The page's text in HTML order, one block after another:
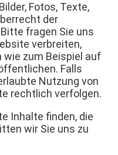
Fotos, Texte,
der
fragen Sie uns
verbreiten,
zum Beispiel auf
Falls
Nutzung von
rechtlich verfolgen.
Inhalte finden, die
wir Sie uns zu